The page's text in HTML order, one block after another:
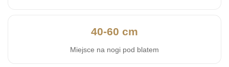
40-60 cm
Miejsce na nogi pod blatem